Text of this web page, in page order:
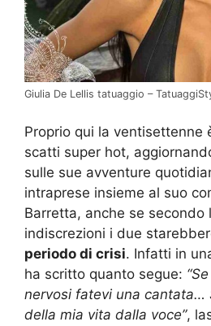
Giulia De Lellis tatuaggio –
Proprio qui la ventisettenne
scatti super hot,
sulle sue avventure
intraprese insieme al suo
Barretta, anche se secondo
indiscrezioni i due
periodo di crisi. Infatti in
ha scritto quanto segue:
nervosi fatevi una cantata…
della mia vita dalla voce”,